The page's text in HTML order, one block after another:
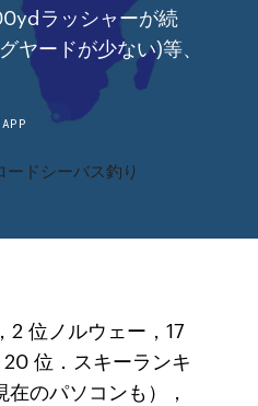
ラッシャーが続
ヤードが少ない)等、
ドシーバス釣り
2 位ノルウェー，17
位．スキーランキ
のパソコンも），